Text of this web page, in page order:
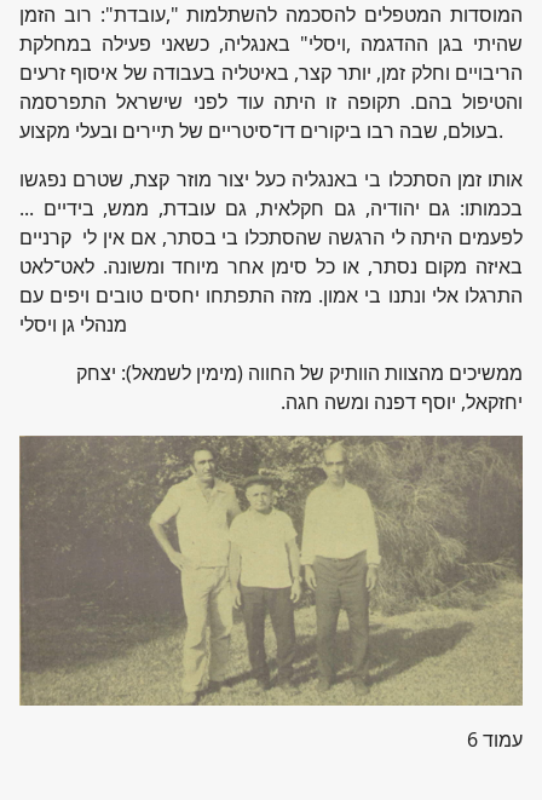
המוסדות המטפלים להסכמה להשתלמות ",עובדת": רוב הזמן
שהיתי בגן ההדגמה ,ויסלי" באנגליה, כשאני פעילה במחלקת
הריבויים וחלק זמן, יותר קצר, באיטליה בעבודה של איסוף זרעים
והטיפול בהם. תקופה זו היתה עוד לפני שישראל התפרסמה
בעולם, שבה רבו ביקורים דו־סיטריים של תיירים ובעלי מקצוע.
אותו זמן הסתכלו בי באנגליה כעל יצור מוזר קצת, שטרם נפגשו
בכמותו: גם יהודיה, גם חקלאית, גם עובדת, ממש, בידיים ...
לפעמים היתה לי הרגשה שהסתכלו בי בסתר, אם אין לי קרניים
באיזה מקום נסתר, או כל סימן אחר מיוחד ומשונה. לאט־לאט
התרגלו אלי ונתנו בי אמון. מזה התפתחו יחסים טובים ויפים עם
מנהלי גן ויסלי
ממשיכים מהצוות הוותיק של החווה (מימין לשמאל): יצחק
יחזקאל, יוסף דפנה ומשה חגה.
עמוד 6